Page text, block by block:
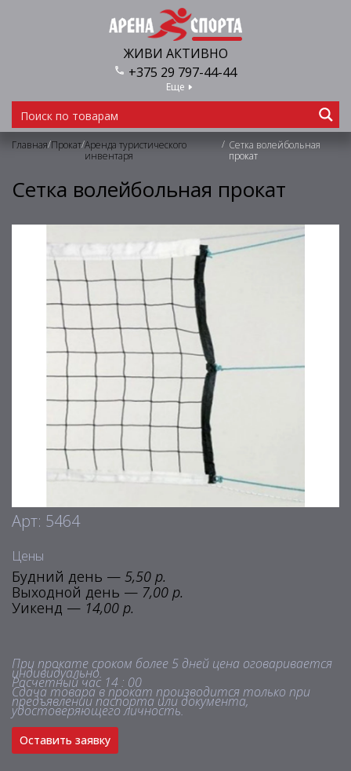
ЖИВИ АКТИВНО
+375 29 797-44-44
Еще
Главная/Прокат/Аренда туристического
инвентаря
/ Сетка волейбольная
прокат
Сетка волейбольная прокат
Арт: 5464
Цены
Будний день — 5,50 р.
Выходной день — 7,00 р.
Уикенд — 14,00 р.
При прокате сроком более 5 дней цена оговаривается
индивидуально.
Расчетный час 14 : 00
Сдача товара в прокат производится только при
предъявлении паспорта или документа,
удостоверяющего личность.
Оставить заявку